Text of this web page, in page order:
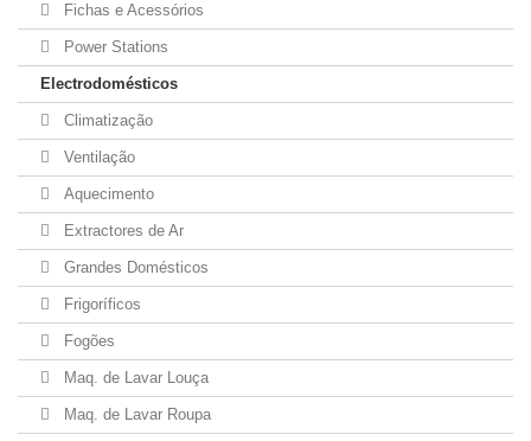
Fichas e Acessórios
Power Stations
Electrodomésticos
Climatização
Ventilação
Aquecimento
Extractores de Ar
Grandes Domésticos
Frigoríficos
Fogões
Maq. de Lavar Louça
Maq. de Lavar Roupa